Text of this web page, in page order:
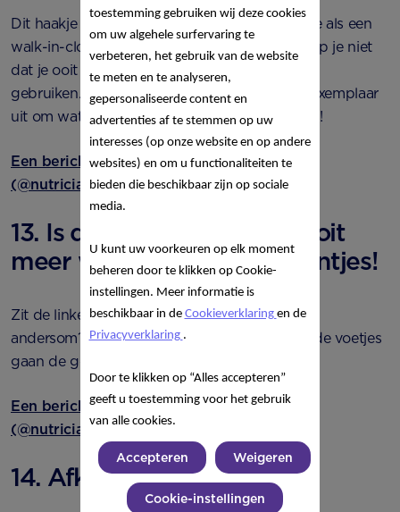
Dit haakje voor slabbetjes is eigenlijk hetzelfde als een
walk-in-closet. Als je er eenmaal één hebt, snap je niet
dat je ooit zonder kon. Je kunt elk plakhaakje
gebruiken. Kies dus vooral een leuk en mooi exemplaar
uit om wat extra opbergruimte mee te creëren!
Een bericht gedeeld door Nutricia voor jou
(@nutriciavoorjou)
13. Is dit links of rechts? Nooit
meer worstelen met schoentjes!
Zit de linkervoet vaak in de rechterschoen en
andersom? Knip een sticker door midden en de voetjes
gaan de goede schoen in! 👍
Een bericht gedeeld door Nutricia voor jou
(@nutriciavoorjou)
14. Afkoelen bij warm weer
toestemming gebruiken wij deze cookies
om uw algehele surfervaring te
verbeteren, het gebruik van de website
te meten en te analyseren,
gepersonaliseerde content en
advertenties af te stemmen op uw
interesses (op onze website en op andere
websites) en om u functionaliteiten te
bieden die beschikbaar zijn op sociale
media.
U kunt uw voorkeuren op elk moment
beheren door te klikken op Cookie-
instellingen. Meer informatie is
beschikbaar in de Cookieverklaring en de
Privacyverklaring .
Door te klikken op “Alles accepteren”
geeft u toestemming voor het gebruik
van alle cookies.
Accepteren Weigeren
Cookie-instellingen